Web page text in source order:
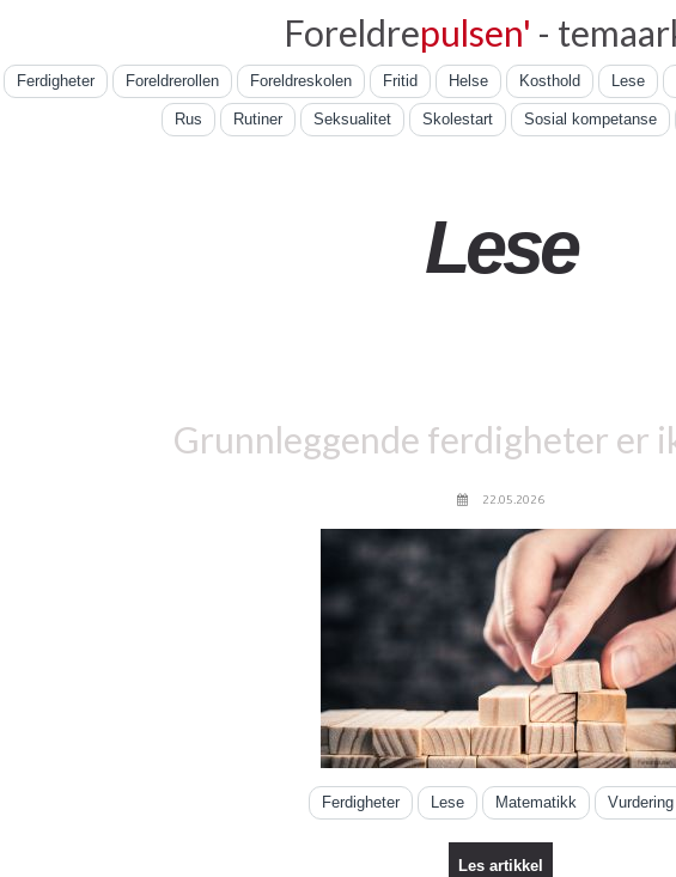
Foreldrepulsen' -
Ferdigheter Foreldrerollen Foreldreskolen Fritid Helse Kosthold Lese
Rus Rutiner Seksualitet Skolestart Sosial kompetanse
Lese
Grunnleggende ferdigheter er
22.05.2026
Ferdigheter Lese Matematikk Vurdering
Les artikkel